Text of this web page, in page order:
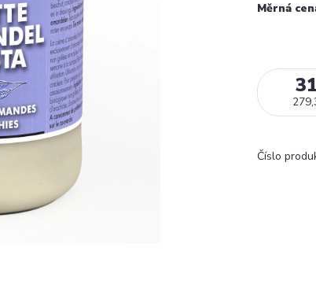
Měrná
Číslo